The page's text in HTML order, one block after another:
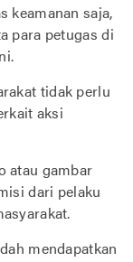
keamanan saja,
para petugas di
tidak perlu
aksi
atau gambar
dari pelaku
mendapatkan